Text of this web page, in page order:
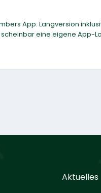
App. Langversion
eine eigene App-
Aktuelles